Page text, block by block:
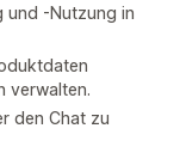
und -Nutzung in
verwalten.
den Chat zu